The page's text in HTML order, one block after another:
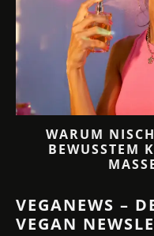
WARUM
BEWUSSTEM
VEGANEWS –
VEGAN